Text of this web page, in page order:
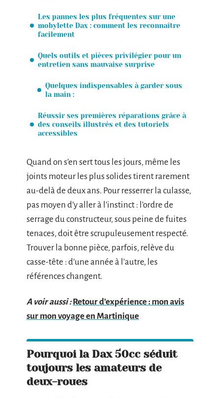
Les pannes les plus fréquentes sur une
mobylette Dax : comment les reconnaître
facilement
Quels outils et pièces privilégier pour un
entretien sans mauvaise surprise
Quelques indispensables à garder sous
la main :
Réussir ses premières réparations grâce à
des conseils illustrés et des tutoriels
accessibles
Quand on s’en sert tous les jours, même les
joints moteur les plus solides tirent rarement
au-delà de deux ans. Pour resserrer la culasse,
pas moyen d’y aller à l’instinct : l’ordre de
serrage du constructeur, sous peine de fuites
tenaces, doit être scrupuleusement respecté.
Trouver la bonne pièce, parfois, relève du
casse-tête : d’une année à l’autre, les
références changent.
A voir aussi : Retour d'expérience : mon avis
sur mon voyage en Martinique
Pourquoi la Dax 50cc séduit
toujours les amateurs de
deux-roues